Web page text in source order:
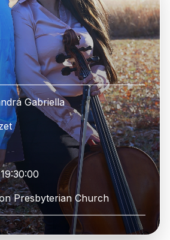
Gabriella
Presbyterian Church